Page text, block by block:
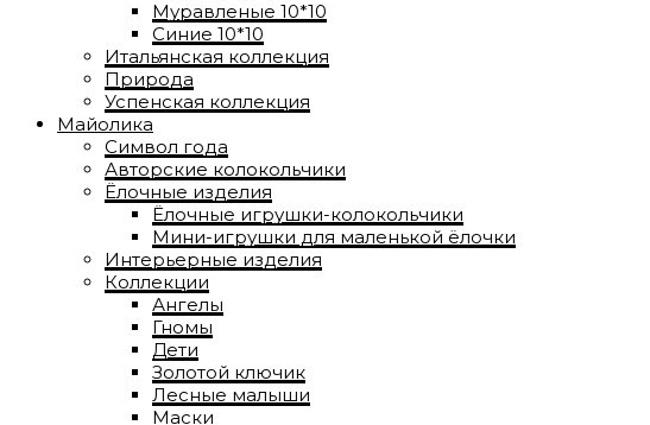
Муравленые 10*10
Синие 10*10
Итальянская коллекция
Природа
Успенская коллекция
Майолика
Символ года
Авторские колокольчики
Ёлочные изделия
Ёлочные игрушки-колокольчики
Мини-игрушки для маленькой ёлочки
Интерьерные изделия
Коллекции
Ангелы
Гномы
Дети
Золотой ключик
Лесные малыши
Маски